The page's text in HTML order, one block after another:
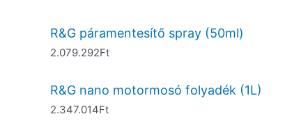
R&G páramentesítő spray (50ml)
2.079.292Ft
R&G nano motormosó folyadék (1L)
2.347.014Ft